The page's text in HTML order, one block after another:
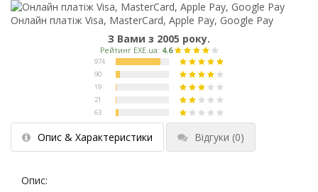
Онлайн платіж Visa, MasterCard, Apple Pay, Google Pay
З Вами з 2005 року.
Опис & Характеристики Відгуки (0)
Опис: